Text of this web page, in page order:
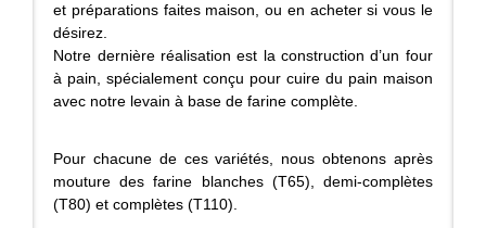
et préparations faites maison, ou en acheter si vous le
désirez.
Notre dernière réalisation est la construction d’un four
à pain, spécialement conçu pour cuire du pain maison
avec notre levain à base de farine complète.
Pour chacune de ces variétés, nous obtenons après
mouture des farine blanches (T65), demi-complètes
(T80) et complètes (T110).